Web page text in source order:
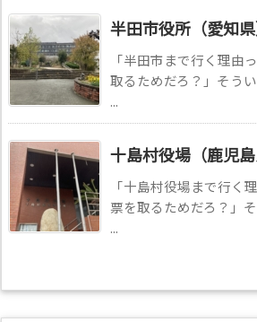
半田市役所（愛知県
「半田市まで行く理由
取るためだろ？」そう
...
十島村役場（鹿児島
「十島村役場まで行く
票を取るためだろ？」
...